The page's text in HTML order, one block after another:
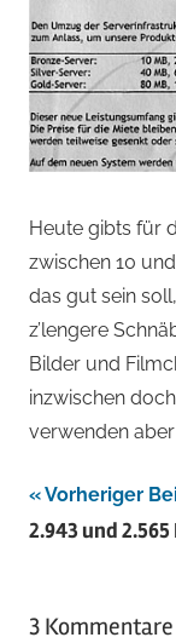
Heute gibts für
zwischen 10
das gut sein
z’lengere
Bilder und
inzwischen
verwenden
Vorheriger
2.943 und
3 Kommentare